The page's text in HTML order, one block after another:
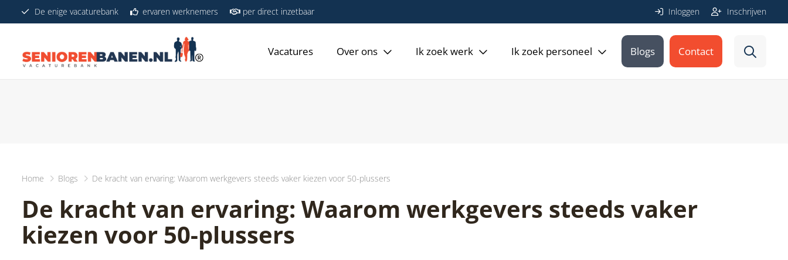
Home Blogs De kracht van ervaring: Waarom werkgevers steeds vaker kiezen voor 50-plussers
De kracht van ervaring: Waarom werkgevers steeds vaker
kiezen voor 50-plussers
De enige vacaturebank ervaren werknemers per direct inzetbaar Inloggen Inschrijven
Vacatures Over ons Ik zoek werk Ik zoek personeel Blogs Contact